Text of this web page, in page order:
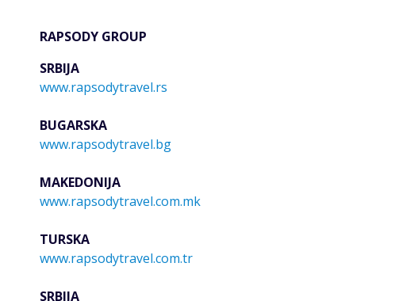
RAPSODY GROUP
SRBIJA
www.rapsodytravel.rs
BUGARSKA
www.rapsodytravel.bg
MAKEDONIJA
www.rapsodytravel.com.mk
TURSKA
www.rapsodytravel.com.tr
SRBIJA